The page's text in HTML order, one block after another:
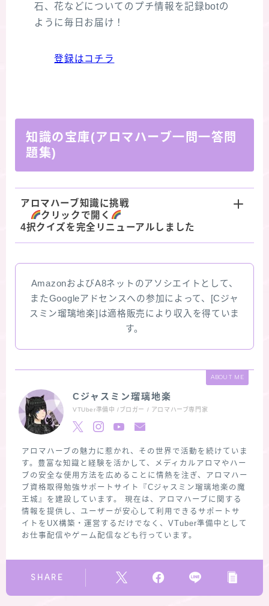
石、花などについてのプチ情報を記録botの
ように毎日お届け！
登録はコチラ
知識の宝庫(アロマハーブ一問一答問
題集)
アロマハーブ知識に挑戦
クリックで開く
4択クイズを完全リニューアルしました
AmazonおよびA8ネットのアソシエイトとして、
またGoogleアドセンスへの参加によって、[Cジャ
スミン瑠璃地楽]は適格販売により収入を得ていま
す。
ABOUT ME
Cジャスミン瑠璃地楽
VTUber準備中 /ブロガー / アロマハーブ専門家
アロマハーブの魅力に惹かれ、その世界で活動を続けていま
す。豊富な知識と経験を活かして、メディカルアロマやハー
ブの安全な使用方法を広めることに情熱を注ぎ、アロマハー
ブ資格取得勉強サポートサイト『Cジャスミン瑠璃地楽の魔
王城』を建設しています。 現在は、アロマハーブに関する
情報を提供し、ユーザーが安心して利用できるサポートサ
イトをUX構築・運営するだけでなく、VTuber準備中として
お仕事配信やゲーム配信なども行っています。
SHARE